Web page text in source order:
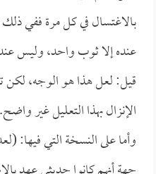
بالاغتسال في كل مرة ففي
عنده إلا ثوب واحد، وليس
قيل: لعل هذا هو الوجه، لكن
الإنزال بهذا التعليل غير واضح.
وأما على النسخة التي فيها: